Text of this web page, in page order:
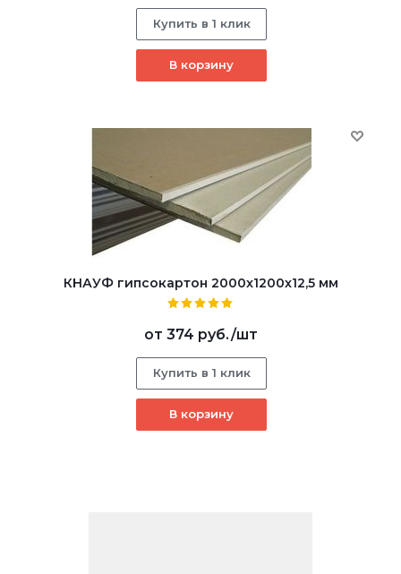
Купить в 1 клик
В корзину
КНАУФ гипсокартон 2000x1200x12,5 мм
от 374 руб./шт
Купить в 1 клик
В корзину